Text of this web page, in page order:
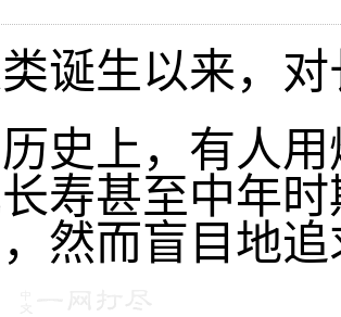
诞生以来，
史上，有人
寿甚至中年
然而盲目地